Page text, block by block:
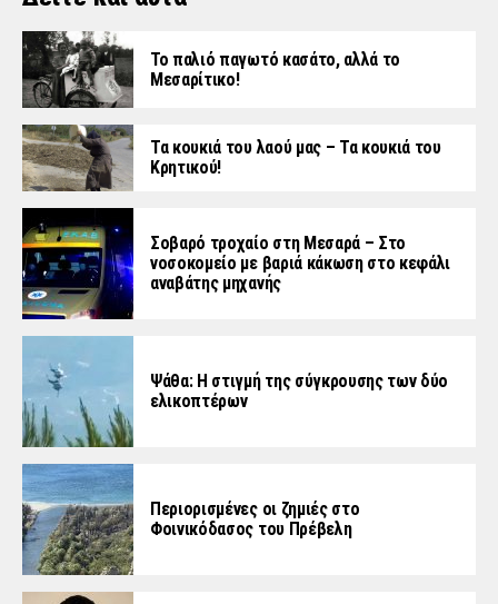
Το παλιό παγωτό κασάτο, αλλά το
Μεσαρίτικο!
Τα κουκιά του λαού μας – Τα κουκιά του
Κρητικού!
Σοβαρό τροχαίο στη Μεσαρά – Στο
νοσοκομείο με βαριά κάκωση στο κεφάλι
αναβάτης μηχανής
Ψάθα: Η στιγμή της σύγκρουσης των δύο
ελικοπτέρων
Περιορισμένες οι ζημιές στο
Φοινικόδασος του Πρέβελη